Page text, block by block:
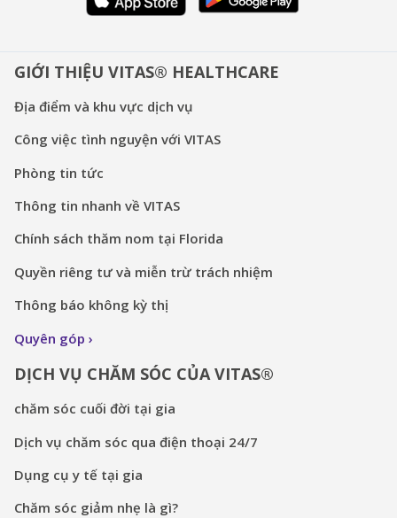
GIỚI THIỆU VITAS® HEALTHCARE
Địa điểm và khu vực dịch vụ
Công việc tình nguyện với VITAS
Phòng tin tức
Thông tin nhanh về VITAS
Chính sách thăm nom tại Florida
Quyền riêng tư và miễn trừ trách nhiệm
Thông báo không kỳ thị
Quyên góp
DỊCH VỤ CHĂM SÓC CỦA VITAS®
chăm sóc cuối đời tại gia
Dịch vụ chăm sóc qua điện thoại 24/7
Dụng cụ y tế tại gia
Chăm sóc giảm nhẹ là gì?